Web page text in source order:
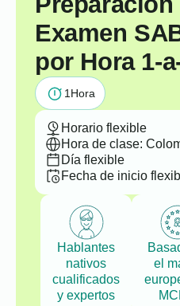
Examen
por Hora 1-
1 Hora
Horario flexible
Hora de clase:
Día flexible
Fecha de inicio
Hablantes
nativos
cualificados
y expertos
el